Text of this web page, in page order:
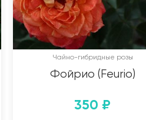
Чайно-гибридные розы
Фойрио (Feurio)
350 ₽